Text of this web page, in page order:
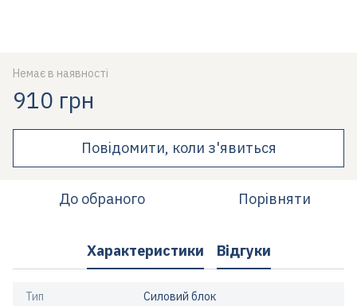
Немає в наявності
910 грн
Повідомити, коли з'явиться
До обраного Порівняти
Характеристики Відгуки
Тип Силовий блок